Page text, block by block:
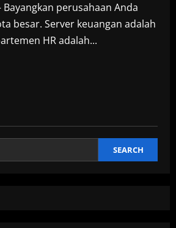
perusahaan Anda
besar. Server keuangan adalah
HR adalah...
SEARCH